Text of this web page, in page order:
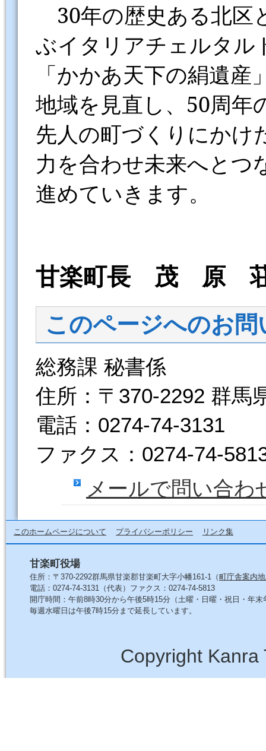
30年の歴史ある北区
ぶイタリアチェルタル
「かかあ天下の絹遺
地域を見直し、50周年
先人の町づくりにかけ
力を合わせ未来へとつ
進めていきます。
甘楽町長 茂 原
このページへのお問
総務課 秘書係
住所：〒370-2292 群馬
電話：0274-74-3131
ファクス：0274-74-
メールで問い合わ
このホームページについて プライバシーポリシー リンク集
甘楽町役場
住所：〒370-2292群馬県甘楽郡甘楽町大字小幡161-1（町庁舎案内
電話：0274-74-3131（代表）ファクス：0274-74-5813
開庁時間：午前8時30分から午後5時15分（土曜・日曜・祝日・年末
毎週水曜日は午後7時15分まで延長しています。
Copyright Kanra